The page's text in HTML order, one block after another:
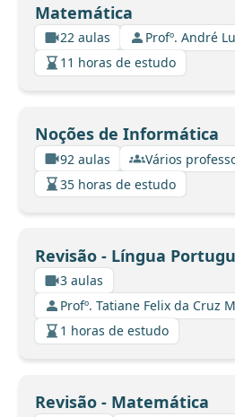
Matemática
22 aulas
Profº. André
11 horas de estudo
Noções de Informática
92 aulas
Vários
35 horas de estudo
Revisão - Língua
3 aulas
Profº. Tatiane Felix da Cruz
1 horas de estudo
Revisão - Matemática